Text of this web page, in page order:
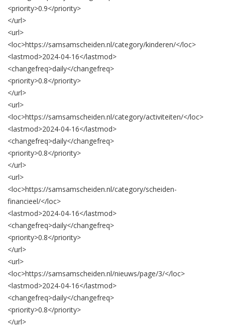
<priority>0.9</priority>
</url>
<url>
<loc>https://samsamscheiden.nl/category/kinderen/</loc>
<lastmod>2024-04-16</lastmod>
<changefreq>daily</changefreq>
<priority>0.8</priority>
</url>
<url>
<loc>https://samsamscheiden.nl/category/activiteiten/</loc>
<lastmod>2024-04-16</lastmod>
<changefreq>daily</changefreq>
<priority>0.8</priority>
</url>
<url>
<loc>https://samsamscheiden.nl/category/scheiden-
financieel/</loc>
<lastmod>2024-04-16</lastmod>
<changefreq>daily</changefreq>
<priority>0.8</priority>
</url>
<url>
<loc>https://samsamscheiden.nl/nieuws/page/3/</loc>
<lastmod>2024-04-16</lastmod>
<changefreq>daily</changefreq>
<priority>0.8</priority>
</url>